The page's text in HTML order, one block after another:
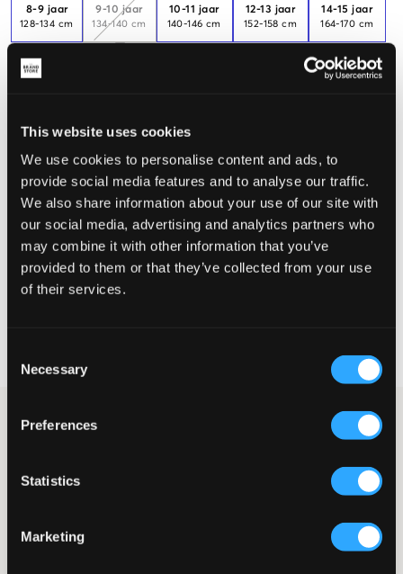
This website uses cookies
We use cookies to personalise content and ads, to
provide social media features and to analyse our traffic.
We also share information about your use of our site with
our social media, advertising and analytics partners who
may combine it with other information that you’ve
provided to them or that they’ve collected from your use
of their services.
Selection
Necessary
Preferences
Statistics
Marketing
8-9 jaar
128-134 cm
9-10 jaar
134-140 cm
10-11 jaar
140-146 cm
12-13 jaar
152-158 cm
14-15 jaar
164-170 cm
15-16 jaar
De maat lijkt
Te klein
MAATTABEL
KIES EEN MAAT
Recht op herroeping binnen 60 dagen
Grijs gemêleerde sweatpants van Lyle & Scott. Boord en
trekkoord in de taille en boorden aan de broekspijpen. De
Boorden aan de broekspijpen
Zakken opzij